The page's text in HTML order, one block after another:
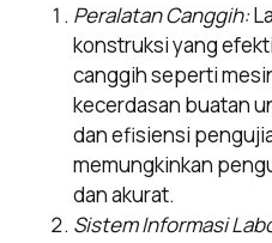
Peralatan Canggih:
konstruksi yang
canggih seperti
kecerdasan buatan
dan efisiensi
memungkinkan
dan akurat.
Sistem Informasi